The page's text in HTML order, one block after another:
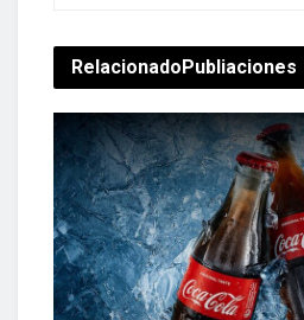
Relacionado Publiaciones